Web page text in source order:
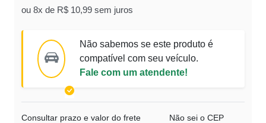
ou 8x de R$ 10,99 sem juros
Não sabemos se este produto é
compatível com seu veículo.
Fale com um atendente!
Consultar prazo e valor do frete Não sei o CEP